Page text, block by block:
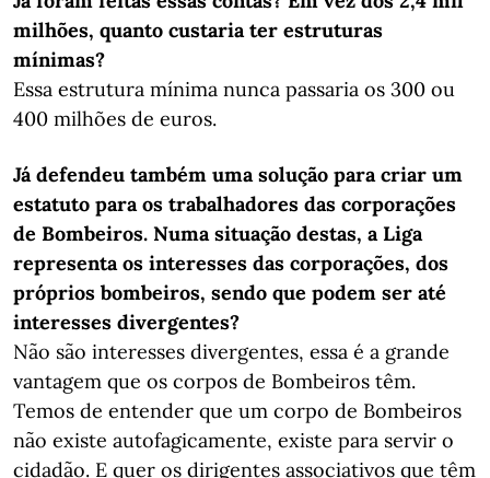
milhões, quanto custaria ter estruturas
mínimas?
Essa estrutura mínima nunca passaria os 300 ou
400 milhões de euros.
Já defendeu também uma solução para criar um
estatuto para os trabalhadores das corporações
de Bombeiros. Numa situação destas, a Liga
representa os interesses das corporações, dos
próprios bombeiros, sendo que podem ser até
interesses divergentes?
Não são interesses divergentes, essa é a grande
vantagem que os corpos de Bombeiros têm.
Temos de entender que um corpo de Bombeiros
não existe autofagicamente, existe para servir o
cidadão. E quer os dirigentes associativos que têm